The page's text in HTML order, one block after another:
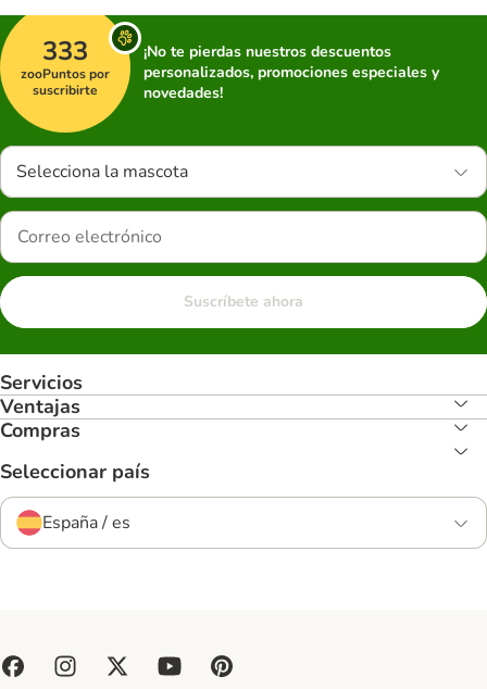
333
zooPuntos por
suscribirte
¡No te pierdas nuestros descuentos
personalizados, promociones especiales y
novedades!
Selecciona la mascota
Suscríbete ahora
Servicios
Ventajas
Compras
Seleccionar país
España / es